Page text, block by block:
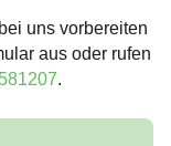
uns vorbereiten
aus oder rufen
.